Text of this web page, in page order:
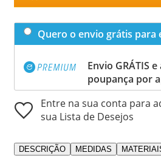
Quero o envio grátis para
Envio GRÁTIS
poupança por
Entre na sua conta para
sua Lista de Desejos
DESCRIÇÃO MEDIDAS